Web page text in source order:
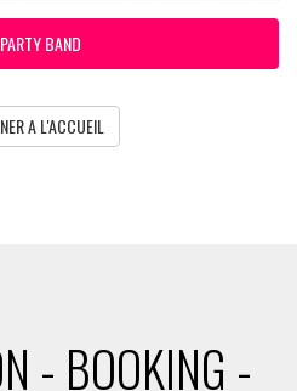
BAND
A L'ACCUEIL
- BOOKING -